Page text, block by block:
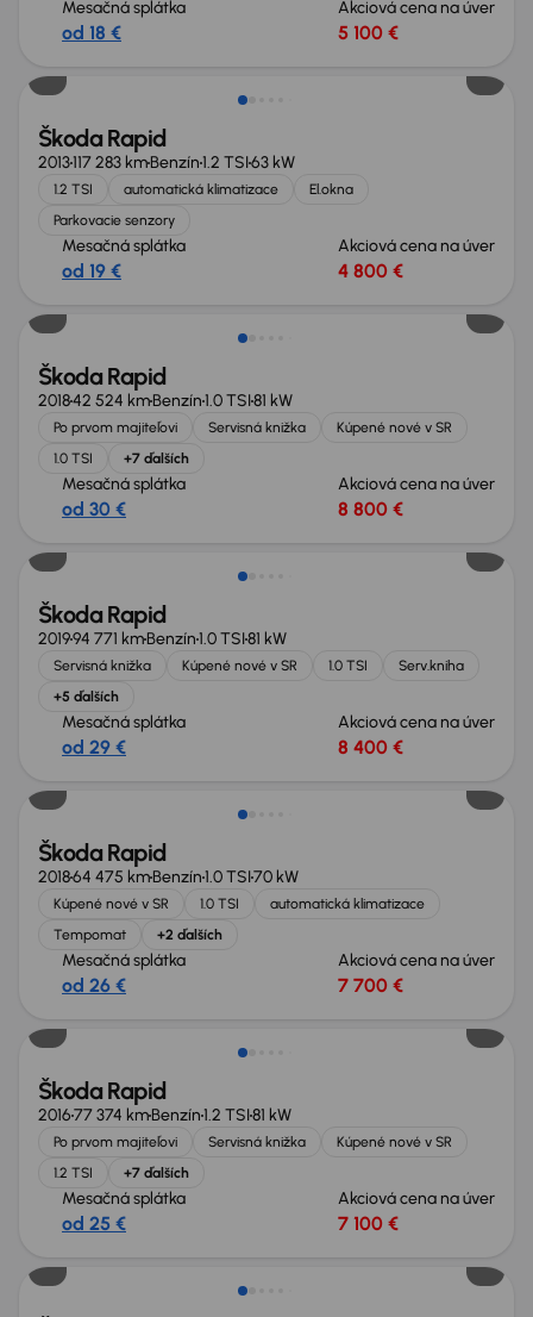
Mesačná splátka
od 18 €
Akciová cena na úver
5 100 €
Škoda Rapid
2013117 283 kmBenzín1.2 TSI63 kW
1.2 TSI automatická klimatizace
El.okna
Parkovacie senzory
Mesačná splátka
od 19 €
Akciová cena na úver
4 800 €
Škoda Rapid
201842 524 kmBenzín1.0 TSI81 kW
Po prvom majiteľovi Servisná knižka
Kúpené nové v SR
1.0 TSI
+7 ďalších
Mesačná splátka
od 30 €
Akciová cena na úver
8 800 €
Škoda Rapid
201994 771 kmBenzín1.0 TSI81 kW
Servisná knižka Kúpené nové v SR 1.0 TSI
Serv.kniha
+5 ďalších
Mesačná splátka
od 29 €
Akciová cena na úver
8 400 €
Škoda Rapid
201864 475 kmBenzín1.0 TSI70 kW
Kúpené nové v SR 1.0 TSI
automatická klimatizace
Tempomat
+2 ďalších
Mesačná splátka
od 26 €
Akciová cena na úver
7 700 €
Škoda Rapid
201677 374 kmBenzín1.2 TSI81 kW
Po prvom majiteľovi Servisná knižka
Kúpené nové v SR
1.2 TSI
+7 ďalších
Mesačná splátka
od 25 €
Akciová cena na úver
7 100 €
Možnosť odpočtu DPH